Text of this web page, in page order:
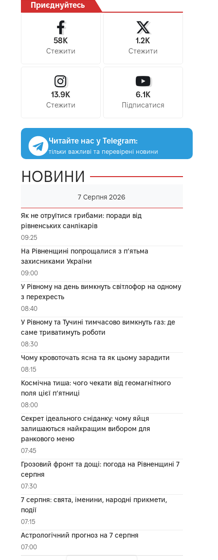
Приєднуйтесь
58K
Стежити
1.2K
Стежити
13.9K
Стежити
6.1K
Підписатися
Читайте нас у Telegram:
тільки важливі та перевірені новини
НОВИНИ
7 Серпня 2026
Як не отруїтися грибами: поради від
рівненських санлікарів
09:25
На Рівненщині попрощалися з п’ятьма
захисниками України
09:00
У Рівному на день вимкнуть світлофор на одному
з перехресть
08:40
У Рівному та Тучині тимчасово вимкнуть газ: де
саме триватимуть роботи
08:30
Чому кровоточать ясна та як цьому зарадити
08:15
Космічна тиша: чого чекати від геомагнітного
поля цієї п’ятниці
08:00
Секрет ідеального сніданку: чому яйця
залишаються найкращим вибором для
ранкового меню
07:45
Грозовий фронт та дощі: погода на Рівненщині 7
серпня
07:30
7 серпня: свята, іменини, народні прикмети,
події
07:15
Астрологічний прогноз на 7 серпня
07:00